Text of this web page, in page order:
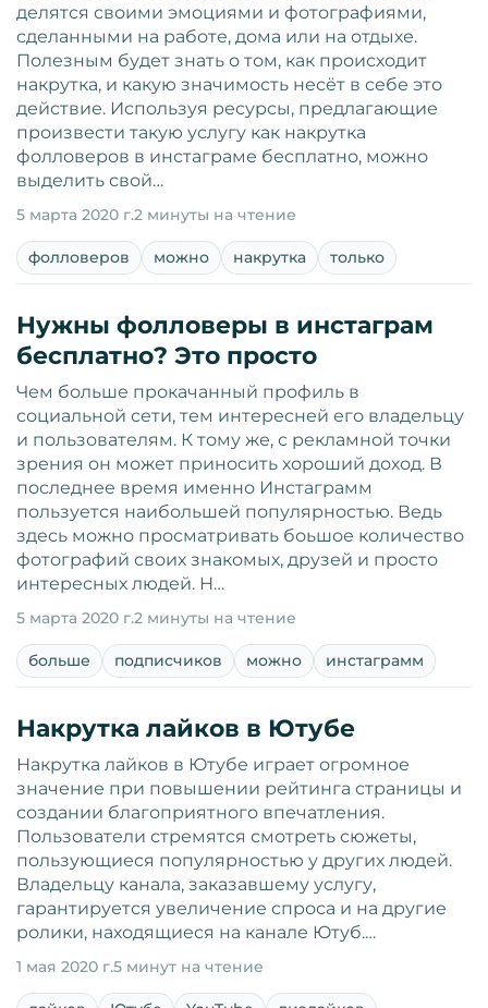
делятся своими эмоциями и фотографиями,
сделанными на работе, дома или на отдыхе.
Полезным будет знать о том, как происходит
накрутка, и какую значимость несёт в себе это
действие. Используя ресурсы, предлагающие
произвести такую услугу как накрутка
фолловеров в инстаграме бесплатно, можно
выделить свой…
5 марта 2020 г.2 минуты на чтение
фолловеров можно накрутка только
Нужны фолловеры в инстаграм
бесплатно? Это просто
Чем больше прокачанный профиль в
социальной сети, тем интересней его владельцу
и пользователям. К тому же, с рекламной точки
зрения он может приносить хороший доход. В
последнее время именно Инстаграмм
пользуется наибольшей популярностью. Ведь
здесь можно просматривать боьшое количество
фотографий своих знакомых, друзей и просто
интересных людей. Н…
5 марта 2020 г.2 минуты на чтение
больше подписчиков можно инстаграмм
Накрутка лайков в Ютубе
Накрутка лайков в Ютубе играет огромное
значение при повышении рейтинга страницы и
создании благоприятного впечатления.
Пользователи стремятся смотреть сюжеты,
пользующиеся популярностью у других людей.
Владельцу канала, заказавшему услугу,
гарантируется увеличение спроса и на другие
ролики, находящиеся на канале Ютуб.…
1 мая 2020 г.5 минут на чтение